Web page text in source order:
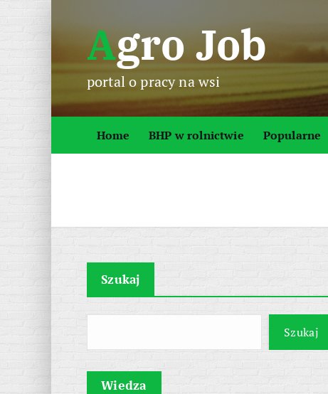
p
o
Agro Job
portal o pracy na wsi
Home BHP w rolnictwie Popularne
Szukaj
Szukaj
Wiedza